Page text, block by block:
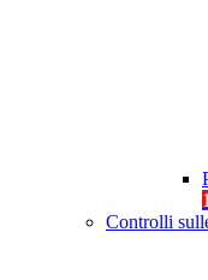
Controlli